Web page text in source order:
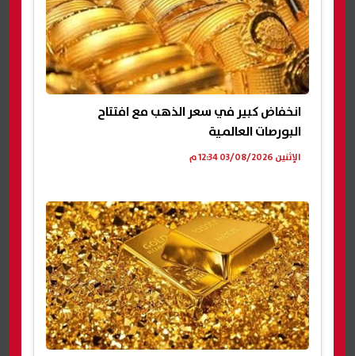
انخفاض كبير في سعر الذهب مع افتتاح
البورصات العالمية
الإثنين 03/08/2026 12:34 م